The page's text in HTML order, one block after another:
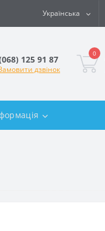
Українська
125 91 87
дзвінок
0